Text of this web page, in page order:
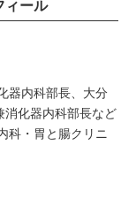
ィール
器内科部長、大分
消化器内科部長など
科・胃と腸クリニ